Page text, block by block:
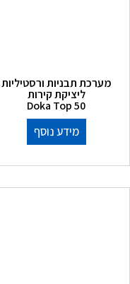
מערכת תבניות ורסטיליות
ליציקת קירות
Doka Top 50
מידע נוסף